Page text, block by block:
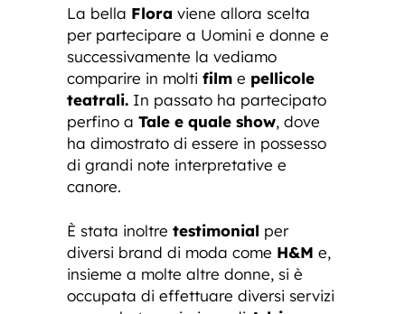
La bella Flora viene allora scelta
per partecipare a Uomini e donne e
successivamente la vediamo
comparire in molti film e pellicole
teatrali. In passato ha partecipato
perfino a Tale e quale show, dove
ha dimostrato di essere in possesso
di grandi note interpretative e
canore.
È stata inoltre testimonial per
diversi brand di moda come H&M e,
insieme a molte altre donne, si è
occupata di effettuare diversi servizi